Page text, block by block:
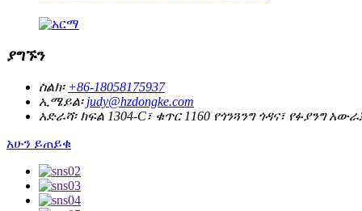
ያግኙን
ስልክ፡ +86-18058175937
ኢሜይል፡ judy@hzdongke.com
አድራሻ፡ ክፍል 1304-C፣ ቁጥር 1160 የጎንጓንግ ጎዳና፣ የፉያንግ
አሁን ይጠይቁ